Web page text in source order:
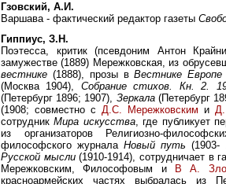
Гзовский, А.И.
Варшава - фактический редактор газеты
Гиппиус, З.Н.
Поэтесса, критик (псевдоним Антон
замужестве (1889) Мережковская, из
вестнике (1888), прозы вВестнике Европе
(Москва 1904), Собрание стихов. Кн. 2.
(Петербург 1896; 1907), Зеркала(Петербург
(1908; совместно с Д.С. Мережковским и
сотрудникМира искусства, где публикует
из организаторов Религиозно-
философского журналаНовый путь (1903-
Русской мысли(1910-1914), сотрудничает в
Мережковским, Философовым и
В А.
красноармейских частях выбралась из